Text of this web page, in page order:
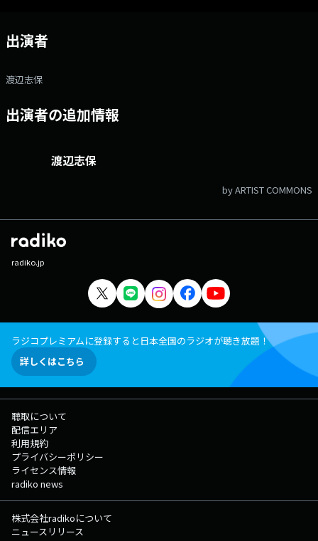
出演者
渡辺志保
出演者の追加情報
渡辺志保
by ARTIST COMMONS
radiko.jp
ラジコプレミアムに登録すると日本全国のラジオが聴き放題！
詳しくはこちら
聴取について
配信エリア
利用規約
プライバシーポリシー
ライセンス情報
radiko news
株式会社radikoについて
ニュースリリース